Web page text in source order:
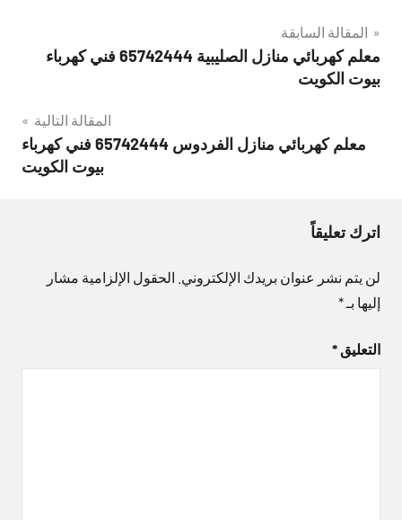
تصفّح
المقالات
المقالة السابقة
معلم كهربائي منازل الصليبية 65742444 فني كهرباء
بيوت الكويت
المقالة التالية
معلم كهربائي منازل الفردوس 65742444 فني كهرباء
بيوت الكويت
اترك تعليقاً
لن يتم نشر عنوان بريدك الإلكتروني. الحقول الإلزامية مشار
إليها بـ*
التعليق *